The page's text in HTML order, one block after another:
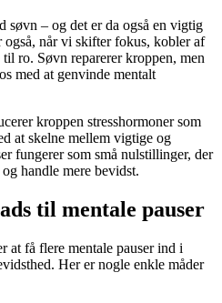
søvn – og det er da også en vigtig
når vi skifter fokus, kobler af
ro. Søvn reparerer kroppen, men
med at genvinde mentalt
kroppen stresshormoner som
at skelne mellem vigtige og
fungerer som små nulstillinger, der
handle mere bevidst.
til mentale pauser
få flere mentale pauser ind i
Her er nogle enkle måder